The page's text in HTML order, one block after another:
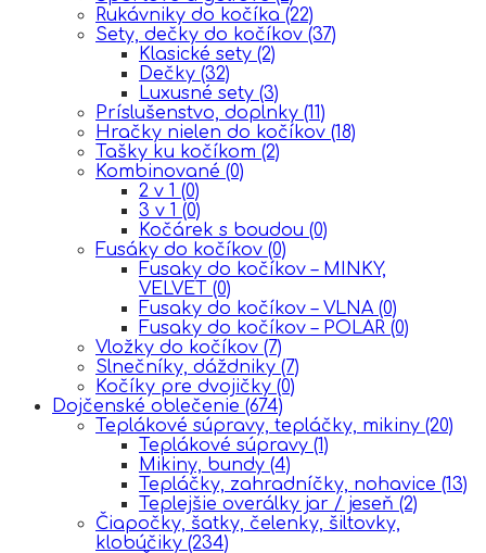
Rukávniky do kočíka (22)
Sety, dečky do kočíkov (37)
Klasické sety (2)
Dečky (32)
Luxusné sety (3)
Príslušenstvo, doplnky (11)
Hračky nielen do kočíkov (18)
Tašky ku kočíkom (2)
Kombinované (0)
2 v 1 (0)
3 v 1 (0)
Kočárek s boudou (0)
Fusáky do kočíkov (0)
Fusaky do kočíkov – MINKY,
VELVET (0)
Fusaky do kočíkov – VLNA (0)
Fusaky do kočíkov – POLAR (0)
Vložky do kočíkov (7)
Slnečníky, dáždniky (7)
Kočíky pre dvojičky (0)
Dojčenské oblečenie (674)
Teplákové súpravy, tepláčky, mikiny (20)
Teplákové súpravy (1)
Mikiny, bundy (4)
Tepláčky, zahradníčky, nohavice (13)
Teplejšie overálky jar / jeseň (2)
Čiapočky, šatky, čelenky, šiltovky,
klobúčiky (234)